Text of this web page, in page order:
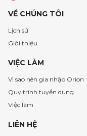
VỀ CHÚNG TÔI
Lịch sử
Giới thiệu
VIỆC LÀM
Vì sao nên gia nhập Orion
Quy trình tuyển dụng
Việc làm
LIÊN HỆ